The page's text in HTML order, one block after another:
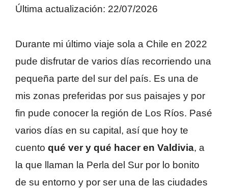
Última actualización: 22/07/2026
Durante mi último viaje sola a Chile en 2022
pude disfrutar de varios días recorriendo una
pequeña parte del sur del país. Es una de
mis zonas preferidas por sus paisajes y por
fin pude conocer la región de Los Ríos. Pasé
varios días en su capital, así que hoy te
cuento qué ver y qué hacer en Valdivia, a
la que llaman la Perla del Sur por lo bonito
de su entorno y por ser una de las ciudades